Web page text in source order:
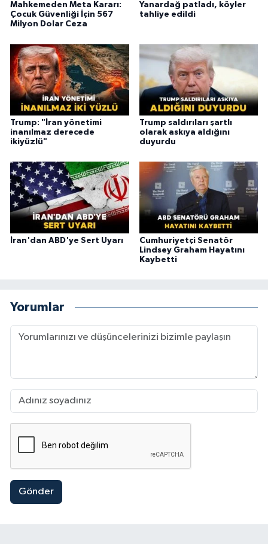
Mahkemeden Meta Kararı:
Çocuk Güvenliği İçin 567
Milyon Dolar Ceza
Yanardağ patladı, köyler
tahliye edildi
Trump: "İran yönetimi
inanılmaz derecede
ikiyüzlü"
Trump saldırıları şartlı
olarak askıya aldığını
duyurdu
İran'dan ABD'ye Sert Uyarı
Cumhuriyetçi Senatör
Lindsey Graham Hayatını
Kaybetti
Yorumlar
Gönder